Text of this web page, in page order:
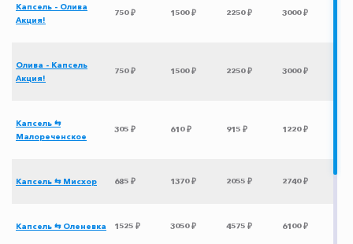
Капсель - Олива
Акция!
750 ₽ 1500 ₽ 2250 ₽ 3000 ₽
Олива - Капсель
Акция!
750 ₽ 1500 ₽ 2250 ₽ 3000 ₽
Капсель ⇆
Малореченское
305 ₽ 610 ₽ 915 ₽ 1220 ₽
Капсель ⇆ Мисхор 685 ₽ 1370 ₽ 2055 ₽ 2740 ₽
Капсель ⇆ Оленевка 1525 ₽ 3050 ₽ 4575 ₽ 6100 ₽